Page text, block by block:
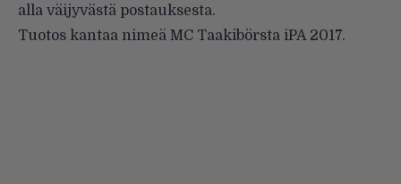
alla väijyvästä postauksesta.
Tuotos kantaa nimeä MC Taakibörsta iPA 2017.